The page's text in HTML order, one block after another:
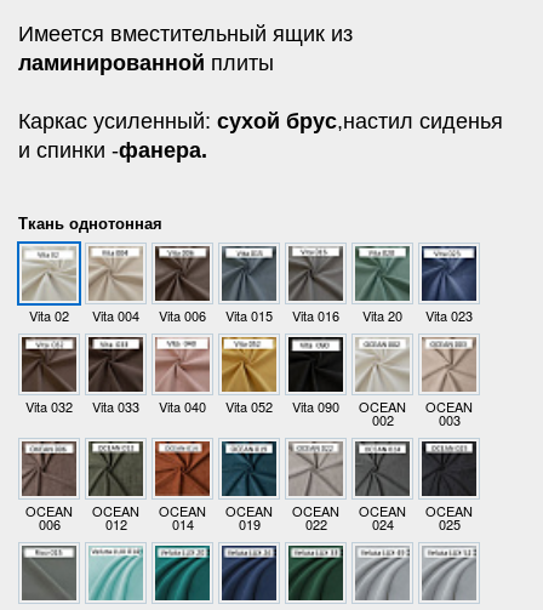
Имеется вместительный ящик из
ламинированной плиты
Каркас усиленный: сухой брус,настил сиденья
и спинки -фанера.
Ткань однотонная
Vita 02 Vita 004 Vita 006 Vita 015 Vita 016 Vita 20 Vita 023
Vita 032 Vita 033 Vita 040 Vita 052 Vita 090 OCEAN
002
OCEAN
003
OCEAN
006
OCEAN
012
OCEAN
014
OCEAN
019
OCEAN
022
OCEAN
024
OCEAN
025